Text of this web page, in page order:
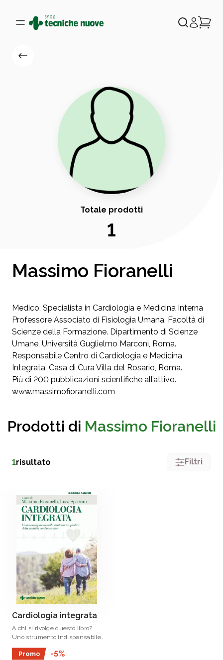
Totale prodotti
1
Massimo Fioranelli
Medico, Specialista in Cardiologia e Medicina Interna
Professore Associato di Fisiologia Umana, Facoltà di
Scienze della Formazione. Dipartimento di Scienze
Umane, Università Guglielmo Marconi, Roma.
Responsabile Centro di Cardiologia e Medicina
Integrata, Casa di Cura Villa del Rosario, Roma.
Più di 200 pubblicazioni scientifiche all’attivo.
www.massimofioranelli.com
Prodotti di Massimo Fioranelli
1risultato Filtri
Cardiologia integrata
A chi si rivolge questo libro?
Uno strumento indispensabile
per la formazione dei
professionisti della salute
Promo
-5%